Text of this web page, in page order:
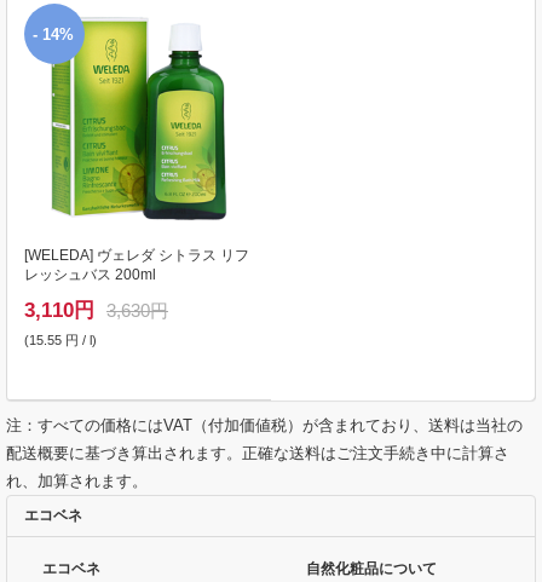
- 14%
[WELEDA] ヴェレダ シトラス リフ
レッシュバス 200ml
3,110円 3,630円
(15.55 円 / l)
注：すべての価格にはVAT（付加価値税）が含まれており、送料は当社の
配送概要に基づき算出されます。正確な送料はご注文手続き中に計算さ
れ、加算されます。
エコベネ
エコベネ 自然化粧品について